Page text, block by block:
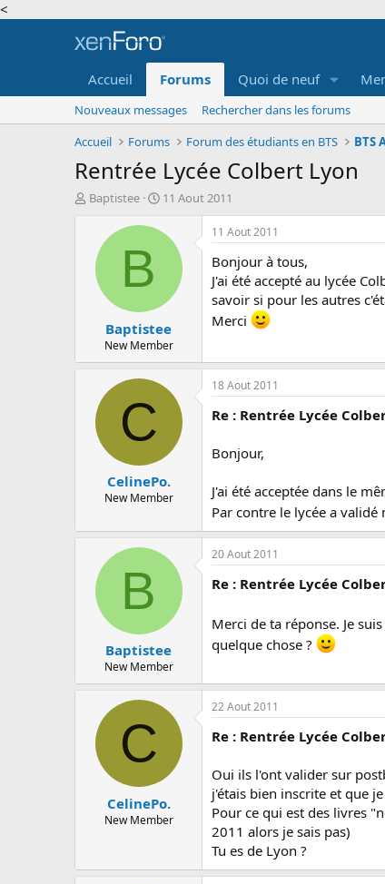
<
Accueil Forums Quoi de neuf
Nouveaux messages
Rechercher dans les forums
Accueil
Forums Forum des étudiants en BTS
Rentrée Lycée Colbert Lyon
A
d
Baptistee
D
t
é
b
u
t
11 Aout 2011
B
Baptistee
New Member
11 Aout 2011
Bonjour à tous,
J'ai été accepté au lycée
savoir si pour les autres
Merci
C
CelinePo.
New Member
18 Aout 2011
Re : Rentrée Lycée
Bonjour,
J'ai été acceptée dans le
Par contre le lycée a
B
Baptistee
New Member
20 Aout 2011
Re : Rentrée Lycée
Merci de ta réponse. Je
quelque chose ?
C
CelinePo.
New Member
22 Aout 2011
Re : Rentrée Lycée
Oui ils l'ont valider sur
j'étais bien inscrite et que
Pour ce qui est des livres
2011 alors je sais pas)
Tu es de Lyon ?